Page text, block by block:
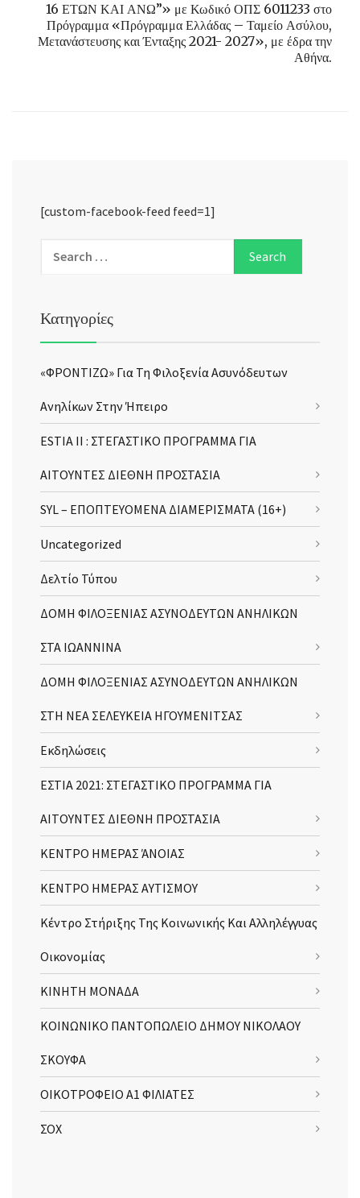
16 ΕΤΩΝ ΚΑΙ ΑΝΩ”» με Κωδικό ΟΠΣ 6011233 στο
Πρόγραμμα «Πρόγραμμα Ελλάδας – Ταμείο Ασύλου,
Μετανάστευσης και Ένταξης 2021- 2027», με έδρα την
Αθήνα.
[custom-facebook-feed feed=1]
Κατηγορίες
«ΦΡΟΝΤΙΖΩ» Για Τη Φιλοξενία Ασυνόδευτων
Ανηλίκων Στην Ήπειρο
ESTIA II : ΣΤΕΓΑΣΤΙΚΟ ΠΡΟΓΡΑΜΜΑ ΓΙΑ
ΑΙΤΟΥΝΤΕΣ ΔΙΕΘΝΗ ΠΡΟΣΤΑΣΙΑ
SYL – ΕΠΟΠΤΕΥΟΜΕΝΑ ΔΙΑΜΕΡΙΣΜΑΤΑ (16+)
Uncategorized
Δελτίο Τύπου
ΔΟΜΗ ΦΙΛΟΞΕΝΙΑΣ ΑΣΥΝΟΔΕΥΤΩΝ ΑΝΗΛΙΚΩΝ
ΣΤΑ ΙΩΑΝΝΙΝΑ
ΔΟΜΗ ΦΙΛΟΞΕΝΙΑΣ ΑΣΥΝΟΔΕΥΤΩΝ ΑΝΗΛΙΚΩΝ
ΣΤΗ ΝΕΑ ΣΕΛΕΥΚΕΙΑ ΗΓΟΥΜΕΝΙΤΣΑΣ
Εκδηλώσεις
ΕΣΤΙΑ 2021: ΣΤΕΓΑΣΤΙΚΟ ΠΡΟΓΡΑΜΜΑ ΓΙΑ
ΑΙΤΟΥΝΤΕΣ ΔΙΕΘΝΗ ΠΡΟΣΤΑΣΙΑ
ΚΕΝΤΡΟ ΗΜΕΡΑΣ ΆΝΟΙΑΣ
ΚΕΝΤΡΟ ΗΜΕΡΑΣ ΑΥΤΙΣΜΟΥ
Κέντρο Στήριξης Της Κοινωνικής Και Αλληλέγγυας
Οικονομίας
ΚΙΝΗΤΗ ΜΟΝΑΔΑ
ΚΟΙΝΩΝΙΚΟ ΠΑΝΤΟΠΩΛΕΙΟ ΔΗΜΟΥ ΝΙΚΟΛΑΟΥ
ΣΚΟΥΦΑ
ΟΙΚΟΤΡΟΦΕΙΟ Α1 ΦΙΛΙΑΤΕΣ
ΣΟΧ